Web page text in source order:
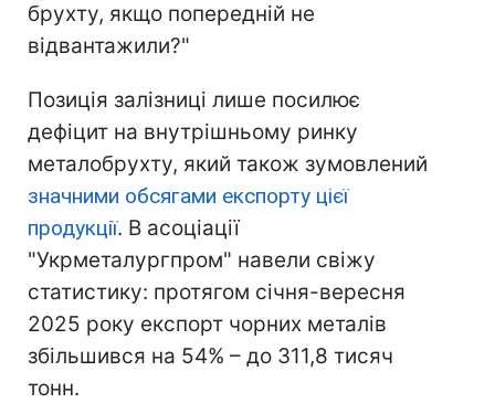
брухту, якщо попередній не
відвантажили?"
Позиція залізниці лише посилює
дефіцит на внутрішньому ринку
металобрухту, який також зумовлений
значними обсягами експорту цієї
продукції. В асоціації
"Укрметалургпром" навели свіжу
статистику: протягом січня-вересня
2025 року експорт чорних металів
збільшився на 54% – до 311,8 тисяч
тонн.